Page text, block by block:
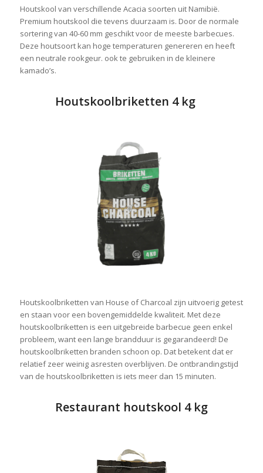
Houtskool van verschillende Acacia soorten uit Namibië.
Premium houtskool die tevens duurzaam is. Door de normale
sortering van 40-60 mm geschikt voor de meeste barbecues.
Deze houtsoort kan hoge temperaturen genereren en heeft
een neutrale rookgeur. ook te gebruiken in de kleinere
kamado’s.
Houtskoolbriketten 4 kg
Houtskoolbriketten van House of Charcoal zijn uitvoerig getest
en staan voor een bovengemiddelde kwaliteit. Met deze
houtskoolbriketten is een uitgebreide barbecue geen enkel
probleem, want een lange brandduur is gegarandeerd! De
houtskoolbriketten branden schoon op. Dat betekent dat er
relatief zeer weinig asresten overblijven. De ontbrandingstijd
van de houtskoolbriketten is iets meer dan 15 minuten.
Restaurant houtskool 4 kg